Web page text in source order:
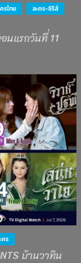
รไทย
ละคร-ซีรีส์
นแรกวันที่ 11
คร
บ้านวาทิน